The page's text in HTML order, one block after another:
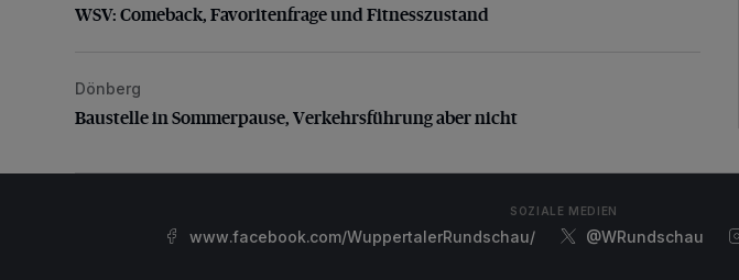
WSV: Comeback, Favoritenfrage und Fitnesszustand
Baustelle in Sommerpause, Verkehrsführung aber nicht
Dönberg
Baustelle in Sommerpause, Verkehrsführung aber nicht
SOZIALE MEDIEN
www.facebook.com/WuppertalerRundschau/ @WRundschau